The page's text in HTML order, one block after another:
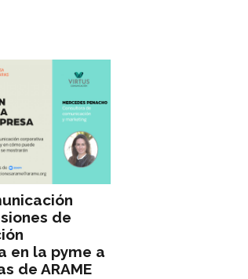
de
en la pyme a
de ARAME